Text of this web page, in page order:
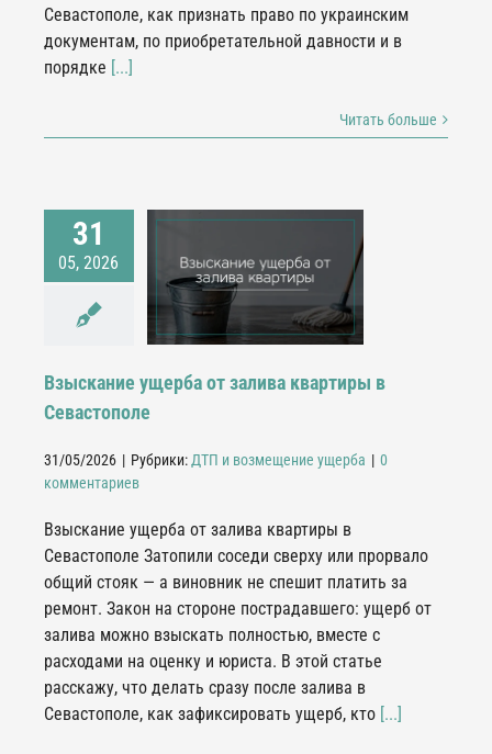
Севастополе, как признать право по украинским
документам, по приобретательной давности и в
порядке [...]
Читать больше
31
05, 2026
ущерба от
квартиры в
и возмещение
Взыскание ущерба от залива квартиры в
Севастополе
31/05/2026 | Рубрики: ДТП и возмещение ущерба | 0
комментариев
Взыскание ущерба от залива квартиры в
Севастополе Затопили соседи сверху или прорвало
общий стояк — а виновник не спешит платить за
ремонт. Закон на стороне пострадавшего: ущерб от
залива можно взыскать полностью, вместе с
расходами на оценку и юриста. В этой статье
расскажу, что делать сразу после залива в
Севастополе, как зафиксировать ущерб, кто[...]